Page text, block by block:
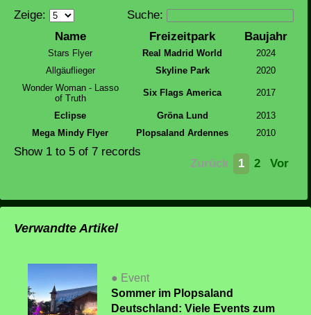
Suche:
Zeige:
Name
Freizeitpark Baujahr
Stars Flyer Real Madrid World
2024
Allgäuflieger
Skyline Park
2020
Wonder Woman - Lasso
of Truth
Six Flags America 2017
Eclipse Gröna Lund
2013
Mega Mindy Flyer
Plopsaland Ardennes 2010
Zurück 1 2 Vor
Show 1 to 5 of 7 records
Verwandte Artikel
● Event
Sommer im Plopsaland
Deutschland: Viele Events zum